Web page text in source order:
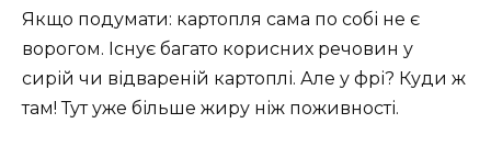
Якщо подумати: картопля сама по собі не є
ворогом. Існує багато корисних речовин у
сирій чи відвареній картоплі. Але у фрі? Куди ж
там! Тут уже більше жиру ніж поживності.